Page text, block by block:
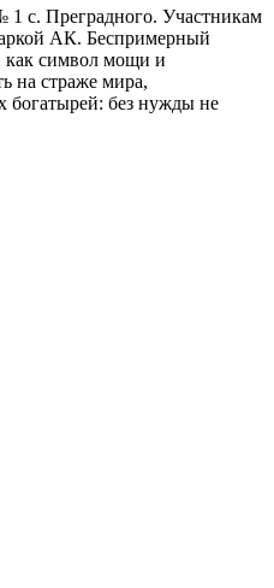
с. Преградного. Участникам
АК. Беспримерный
как символ мощи и
на страже мира,
богатырей: без нужды не